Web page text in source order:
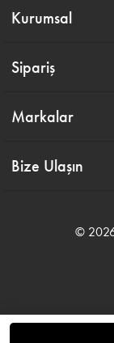
Kurumsal
Sipariş
Markalar
Bize Ulaşın
© 2026